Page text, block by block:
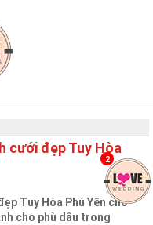
cưới đẹp Tuy Hòa
Tuy Hòa Phú Yên cho
cho phù dâu trong
2